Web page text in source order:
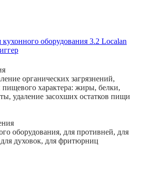
оборудования 3.2 Localan
органических загрязнений,
пищевого характера: жиры, белки,
удаление засохших остатков пищи
оборудования, для противней, для
духовок, для фритюрниц